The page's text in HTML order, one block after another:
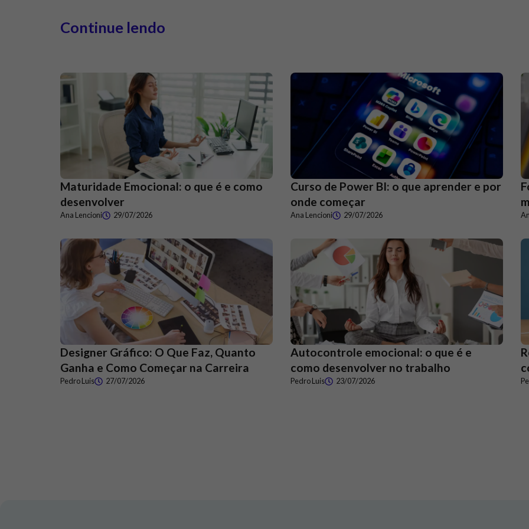
Continue lendo
Maturidade Emocional: o que é e como
desenvolver
Ana Lencioni 29/07/2026
Curso de Power BI: o que aprender e por
onde começar
Ana Lencioni 29/07/2026
Designer Gráfico: O Que Faz, Quanto
Ganha e Como Começar na Carreira
Pedro Luis 27/07/2026
Autocontrole emocional: o que é e
como desenvolver no trabalho
Pedro Luis 23/07/2026